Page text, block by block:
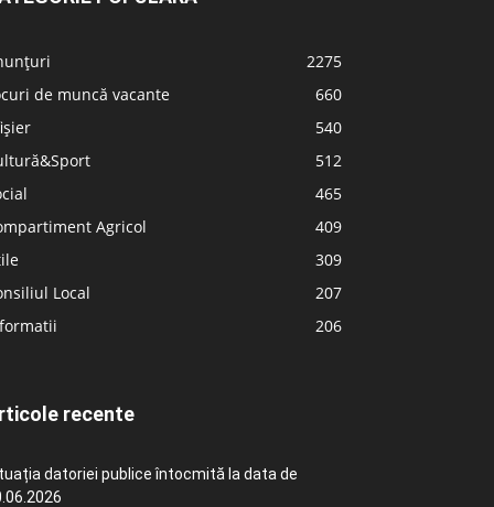
2275
de muncă vacante
660
540
512
465
Agricol
409
309
Local
207
206
recente
datoriei publice întocmită la data de